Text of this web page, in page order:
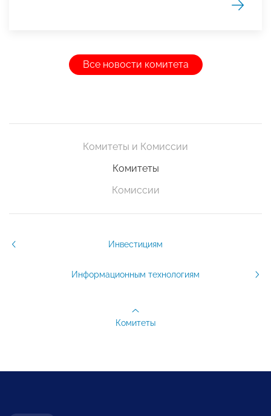
Все новости комитета
Комитеты и Комиссии
Комитеты
Комиссии
Инвестициям
Информационным технологиям
Комитеты